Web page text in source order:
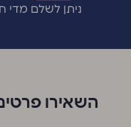
ניתן לשלם מדי
השאירו